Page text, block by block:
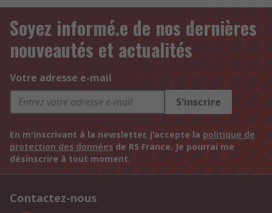
Soyez informé.e de nos dernières
nouveautés et actualités
Votre adresse e-mail
S'inscrire
En m'inscrivant à la newsletter, j'accepte la politique de
protection des données de RS France. Je pourrai me
désinscrire à tout moment.
Contactez-nous